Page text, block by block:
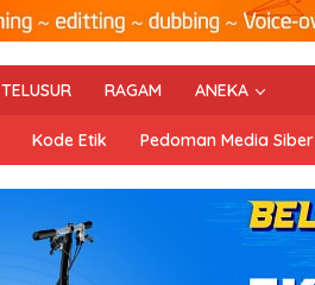
TELUSUR RAGAM ANEKA
Kode Etik Pedoman Media Siber